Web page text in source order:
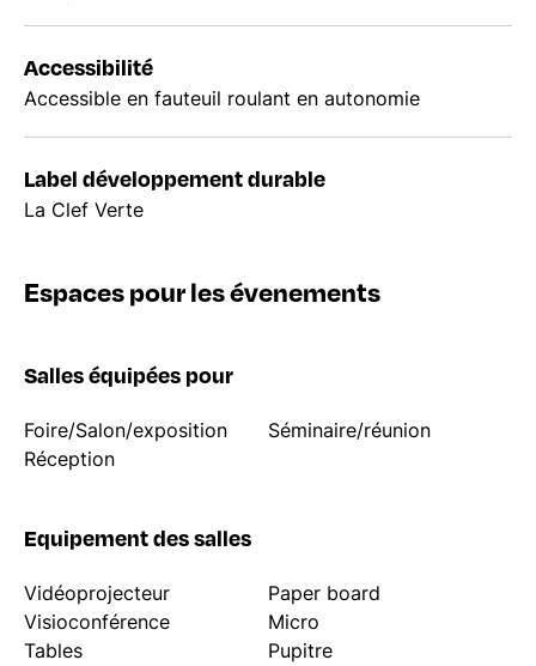
Accessibilité
Accessible en fauteuil roulant en autonomie
Label développement durable
La Clef Verte
Espaces pour les évenements
Salles équipées pour
Foire/Salon/exposition
Séminaire/réunion
Réception
Equipement des salles
Vidéoprojecteur
Paper board
Visioconférence
Micro
Tables
Pupitre